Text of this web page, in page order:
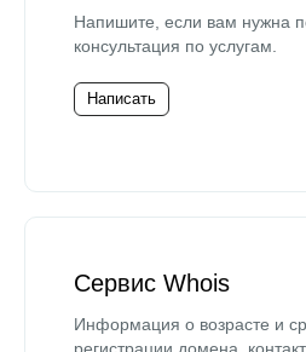
Напишите, если вам нужна
консультация по услугам.
Написать
Сервис Whois
Информация о возрасте и